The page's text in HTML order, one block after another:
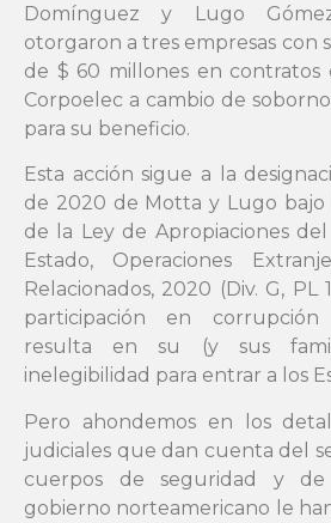
Domínguez y Lugo
otorgaron a tres empresas con
de $ 60 millones en contratos
Corpoelec a cambio de
para su beneficio.
Esta acción sigue a la
de 2020 de Motta y Lugo bajo
de la Ley de Apropiaciones
Estado, Operaciones
Relacionados, 2020 (Div. G, PL
participación en corrupción
resulta en su (y sus
inelegibilidad para entrar a los
Pero ahondemos en los
judiciales que dan cuenta del
cuerpos de seguridad y de
gobierno norteamericano le